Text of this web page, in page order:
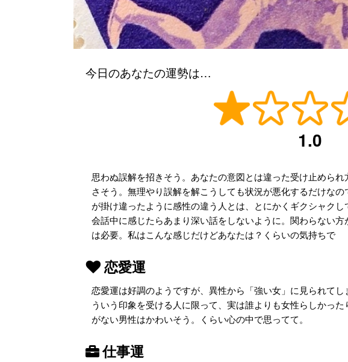
今日のあなたの運勢は…
1.0
思わぬ誤解を招きそう。あなたの意図とは違った受け止めら
さそう。無理やり誤解を解こうしても状況が悪化するだけな
が掛け違ったように感性の違う人とは、とにかくギクシャク
会話中に感じたらあまり深い話をしないように。関わらない
は必要。私はこんな感じだけどあなたは？くらいの気持ちで
恋愛運
恋愛運は好調のようですが、異性から「強い女」に見られて
ういう印象を受ける人に限って、実は誰よりも女性らしかっ
がない男性はかわいそう。くらい心の中で思ってて。
仕事運